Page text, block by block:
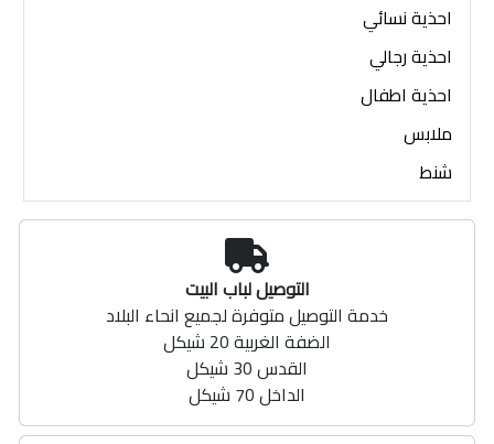
احذية نسائي
احذية رجالي
احذية اطفال
ملابس
شنط
التوصيل لباب البيت
خدمة التوصيل متوفرة لجميع انحاء البلاد
الضفة الغربية 20 شيكل
القدس 30 شيكل
الداخل 70 شيكل